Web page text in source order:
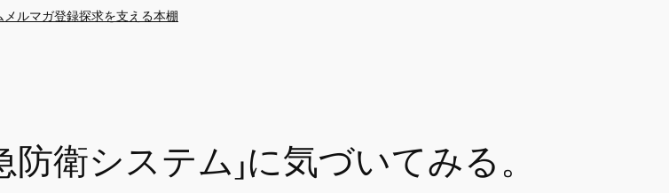
メルマガ登録探求を支える本棚
衛システム」に気づいてみる。